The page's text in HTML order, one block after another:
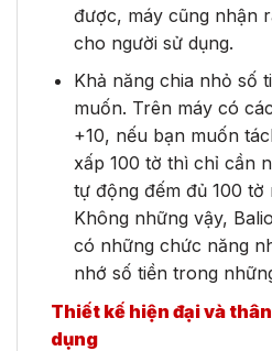
được, máy cũng nhận
cho người sử dụng.
Khả năng chia nhỏ số
muốn. Trên máy có
+10, nếu bạn muốn
xấp 100 tờ thì chỉ cần
tự động đếm đủ 100 tờ
Không những vậy,
có những chức năng
nhớ số tiền trong
Thiết kế hiện đại và
dụng